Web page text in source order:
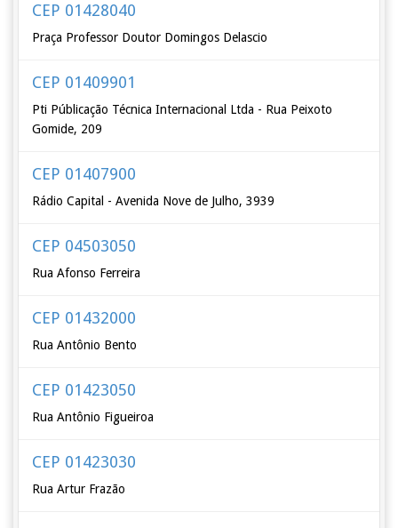
CEP 01428040
Praça Professor Doutor Domingos Delascio
CEP 01409901
Pti Públicação Técnica Internacional Ltda - Rua Peixoto
Gomide, 209
CEP 01407900
Rádio Capital - Avenida Nove de Julho, 3939
CEP 04503050
Rua Afonso Ferreira
CEP 01432000
Rua Antônio Bento
CEP 01423050
Rua Antônio Figueiroa
CEP 01423030
Rua Artur Frazão